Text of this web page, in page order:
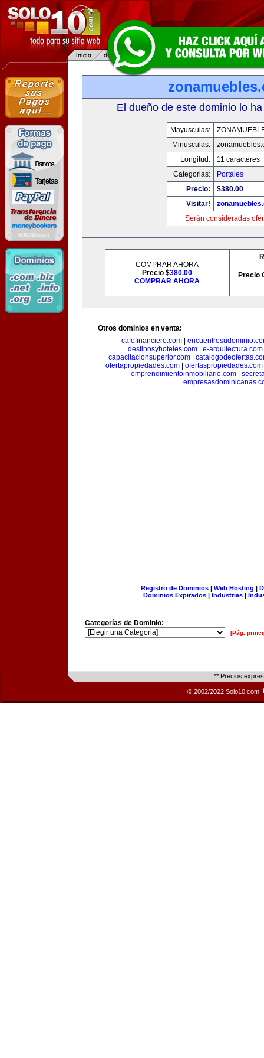
El dueño de este dominio lo
Mayusculas:
Minusculas:
Longitud:
11 caracteres
Categorias:
Portales
Precio:
$380.00
Visitar!
Serán consideradas
COMPRAR AHORA
Precio $380.00
COMPRAR AHORA
Precio
Otros dominios en venta:
cafefinanciero.com
destinosyhoteles.com
e-arquitectura.com
capacitacionsuperior.com
ofertapropiedades.com
ofertaspropiedades.com
emprendimientoinmobiliario.com|
Registro de Dominios| Web Hosting |
Dominios Expirados | Industrias |
Categorías de Dominio:
[Pág.
** Precios
© 2002/2022 Solo10.com